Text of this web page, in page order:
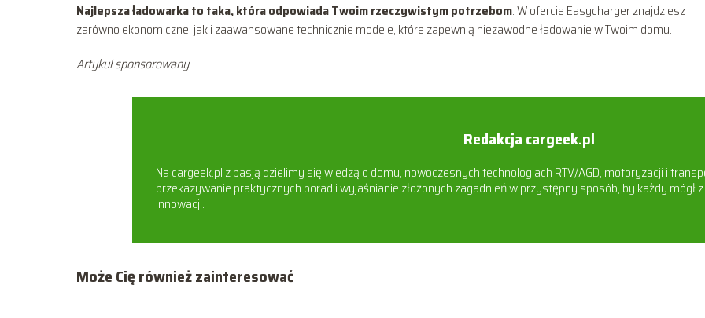
Najlepsza ładowarka to taka, która odpowiada Twoim rzeczywistym potrzebom. W ofercie Easycharger znajdziesz
zarówno ekonomiczne, jak i zaawansowane technicznie modele, które zapewnią niezawodne ładowanie w Twoim domu.
Artykuł sponsorowany
Redakcja cargeek.pl
Na cargeek.pl z pasją dzielimy się wiedzą o domu, nowoczesnych technologiach RTV/AGD, motoryzacji i
przekazywanie praktycznych porad i wyjaśnianie złożonych zagadnień w przystępny sposób, by każdy mógł
innowacji.
Może Cię również zainteresować